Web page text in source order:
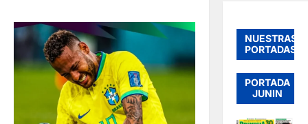
NUESTRAS
PORTADAS
PORTADA
JUNIN